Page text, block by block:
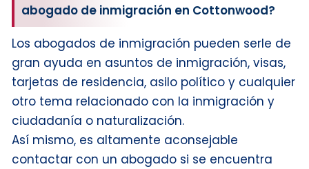
abogado de inmigración en Cottonwood?
Los abogados de inmigración pueden serle de
gran ayuda en asuntos de inmigración, visas,
tarjetas de residencia, asilo político y cualquier
otro tema relacionado con la inmigración y
ciudadanía o naturalización.
Así mismo, es altamente aconsejable
contactar con un abogado si se encuentra